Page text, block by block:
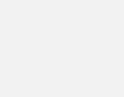
Special Edition доступна